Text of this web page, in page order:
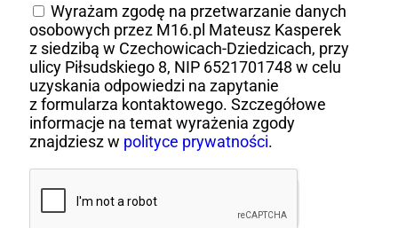
Wyrażam zgodę na przetwarzanie danych
osobowych przez M16.pl Mateusz Kasperek
z siedzibą w Czechowicach-Dziedzicach, przy
ulicy Piłsudskiego 8, NIP 6521701748 w celu
uzyskania odpowiedzi na zapytanie
z formularza kontaktowego. Szczegółowe
informacje na temat wyrażenia zgody
znajdziesz w polityce prywatności.